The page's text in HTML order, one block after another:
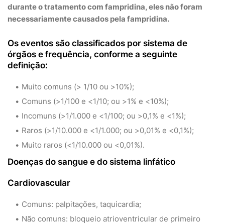
durante o tratamento com fampridina, eles não foram
necessariamente causados pela fampridina.
Os eventos são classificados por sistema de
órgãos e frequência, conforme a seguinte
definição:
Muito comuns (> 1/10 ou >10%);
Comuns (>1/100 e <1/10; ou >1% e <10%);
Incomuns (>1/1.000 e <1/100; ou >0,1% e <1%);
Raros (>1/10.000 e <1/1.000; ou >0,01% e <0,1%);
Muito raros (<1/10.000 ou <0,01%).
Doenças do sangue e do sistema linfático
Cardiovascular
Comuns: palpitações, taquicardia;
Não comuns: bloqueio atrioventricular de primeiro